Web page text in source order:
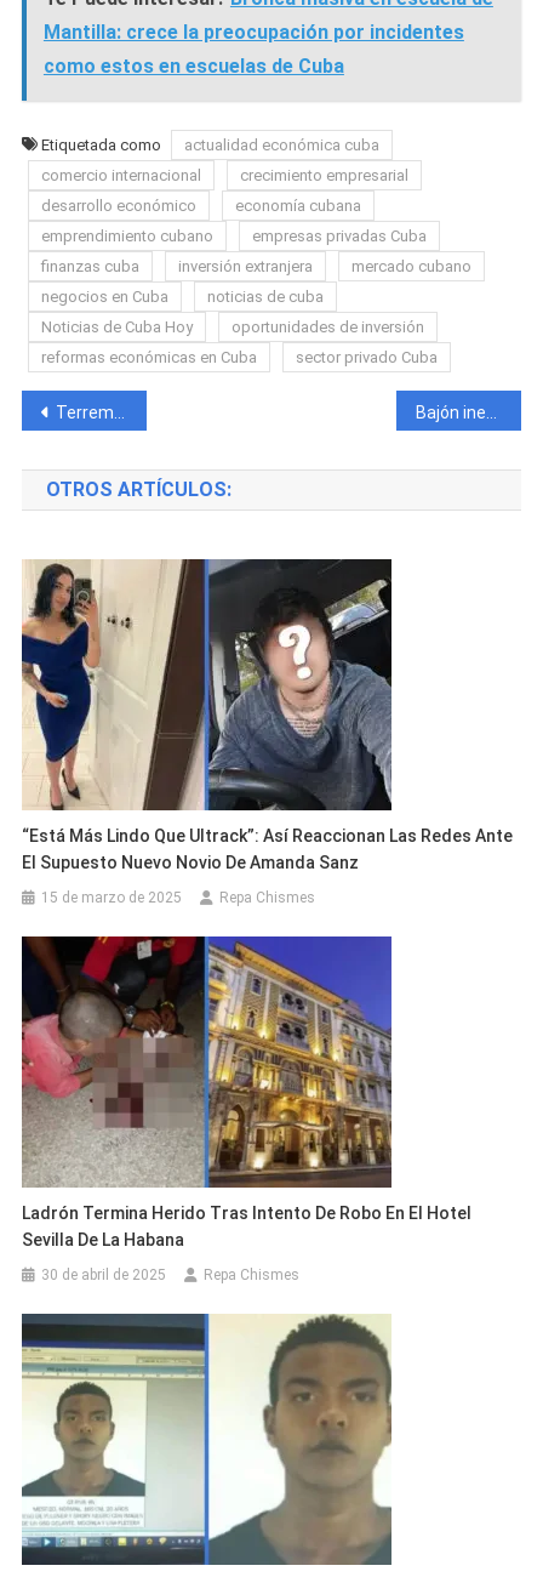
Mantilla: crece la preocupación por incidentes
como estos en escuelas de Cuba
Etiquetada como
actualidad económica cuba
comercio internacional
crecimiento empresarial
desarrollo económico
economía cubana
emprendimiento cubano
empresas privadas Cuba
finanzas cuba
inversión extranjera
mercado cubano
negocios en Cuba
noticias de cuba
Noticias de Cuba Hoy
oportunidades de inversión
reformas económicas en Cuba
sector privado Cuba
Navegación
de
entradas
Terremoto de magnitud 7,5 sacude Venezuela: reportan daños en infraestructuras y crece la preocupación por nuevas réplicas Bajón inesperado en el mercado informal cubano: dólar, euro y MLC registran caída simultánea
OTROS ARTÍCULOS:
“Está Más Lindo Que Ultrack”: Así Reaccionan Las Redes Ante
El Supuesto Nuevo Novio De Amanda Sanz
15 de marzo de 2025 Repa Chismes
Ladrón Termina Herido Tras Intento De Robo En El Hotel
Sevilla De La Habana
30 de abril de 2025 Repa Chismes